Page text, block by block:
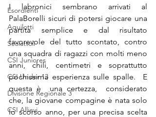
Esordienti
Aquilotti
Scoiattoli
CSI Juniores
CSI Under 13
Divisione Regionale 3
CSI Allievi
I labronici sembrano arrivati al
PalaBorelli sicuri di potersi giocare una
partita semplice e dal risultato
favorevole del tutto scontato, contro
una squadra di ragazzi con molti meno
anni, chili, centimetri e soprattutto
pochissima esperienza sulle spalle.  E
questa è  una certezza,  considerato
che, la giovane compagine è nata solo
lo scorso anno, per una precisa scelta